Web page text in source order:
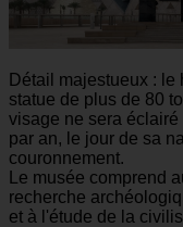
Détail majestueux :
statue de plus de 80
visage ne sera
par an, le jour de sa
couronnement.
Le musée comprend
recherche
et à l'étude de la